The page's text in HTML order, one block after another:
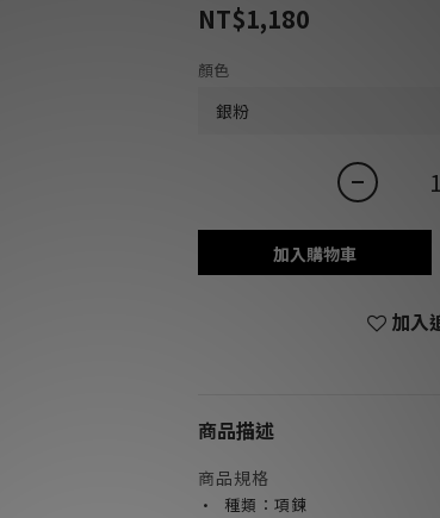
NT$1,180
顏色
加入購物車
加入
商品描述
商品規格
· 種類：項鍊